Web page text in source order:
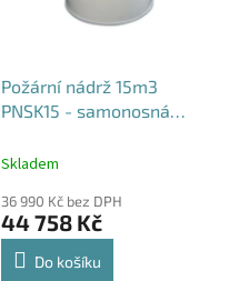
Požární nádrž 15m3
PNSK15 - samonosná
Skladem
36 990 Kč bez DPH
44 758 Kč
Do košíku